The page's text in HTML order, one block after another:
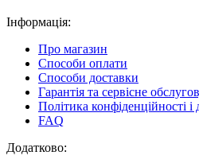
Інформація:
Про магазин
Способи оплати
Способи доставки
Гарантія та сервісне
Політика конфіденційності і
FAQ
Додатково: